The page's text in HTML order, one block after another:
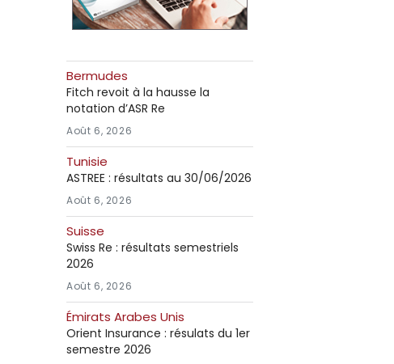
Bermudes
Fitch revoit à la hausse la
notation d’ASR Re
Août 6, 2026
Tunisie
ASTREE : résultats au 30/06/2026
Août 6, 2026
Suisse
Swiss Re : résultats semestriels
2026
Août 6, 2026
Émirats Arabes Unis
Orient Insurance : résulats du 1er
semestre 2026